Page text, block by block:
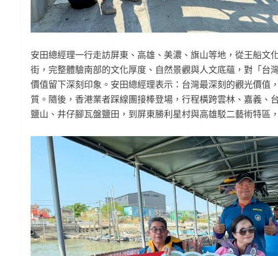
安田總經理一行走訪屏東、高雄、美濃、旗山等地，從王船文
街，完整體驗南部的文化厚度、自然景觀與人文底蘊，對「台
價值留下深刻印象。安田總經理表示：台灣最深刻的觀光價值
質。隨後，香港業者踩線團接棒登場，行程橫跨雲林、嘉義、
鹽山、井仔腳瓦盤鹽田，到屏東勝利星村與高雄駁二藝術特區